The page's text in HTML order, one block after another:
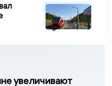
увеличивают